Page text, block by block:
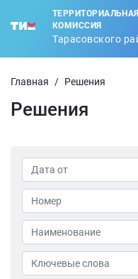
КОМИССИЯ
Тарасовского
Главная / Решения
Решения